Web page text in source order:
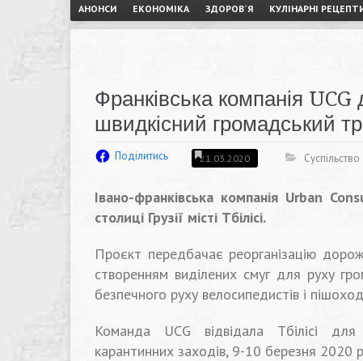
АНОНСИ ЕКОНОМІКА ЗДОРОВ`Я КУЛІНАРНІ
Франківська компанія UCG
швидкісний громадський
Поділитись 21.03.2020 Суспільство
Івано-франківська компанія Urban
столиці Грузії місті Тбілісі.
Проєкт передбачає реорганізацію
створенням виділених смуг для руху
безпечного руху велосипедистів і
Команда UCG відвідала Тбілісі
карантинних заходів, 9-10 березня 2020